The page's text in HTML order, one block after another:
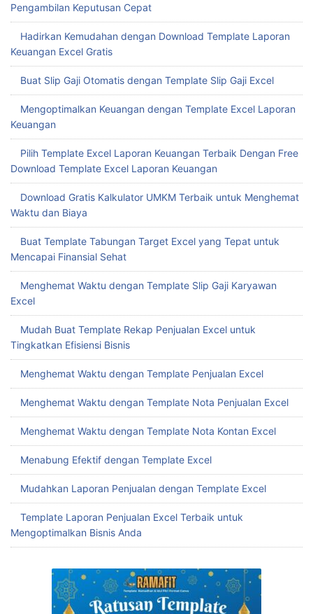
Pengambilan Keputusan Cepat
Hadirkan Kemudahan dengan Download Template Laporan
Keuangan Excel Gratis
Buat Slip Gaji Otomatis dengan Template Slip Gaji Excel
Mengoptimalkan Keuangan dengan Template Excel Laporan
Keuangan
Pilih Template Excel Laporan Keuangan Terbaik Dengan Free
Download Template Excel Laporan Keuangan
Download Gratis Kalkulator UMKM Terbaik untuk Menghemat
Waktu dan Biaya
Buat Template Tabungan Target Excel yang Tepat untuk
Mencapai Finansial Sehat
Menghemat Waktu dengan Template Slip Gaji Karyawan
Excel
Mudah Buat Template Rekap Penjualan Excel untuk
Tingkatkan Efisiensi Bisnis
Menghemat Waktu dengan Template Penjualan Excel
Menghemat Waktu dengan Template Nota Penjualan Excel
Menghemat Waktu dengan Template Nota Kontan Excel
Menabung Efektif dengan Template Excel
Mudahkan Laporan Penjualan dengan Template Excel
Template Laporan Penjualan Excel Terbaik untuk
Mengoptimalkan Bisnis Anda